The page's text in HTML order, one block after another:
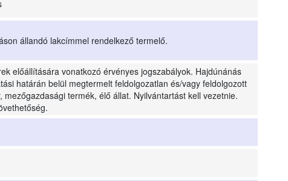
állandó lakcímmel rendelkező termelő.
előállítására vonatkozó érvényes jogszabályok. Hajdúnánás
határán belül megtermelt feldolgozatlan és/vagy feldolgozott
mezőgazdasági termék, élő állat. Nyilvántartást kell vezetnie.